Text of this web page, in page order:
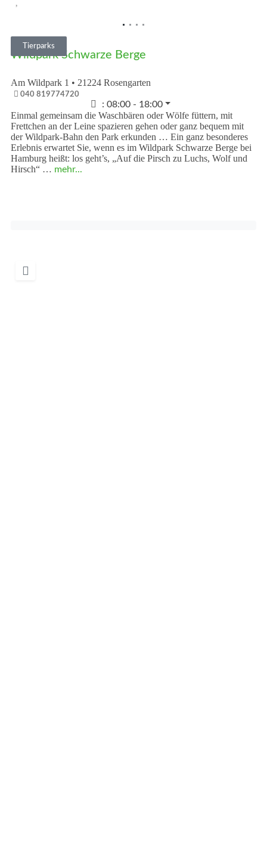
Tierparks
Wildpark Schwarze Berge
Am Wildpark 1 • 21224 Rosengarten
040 819774720
: 08:00 - 18:00
Einmal gemeinsam die Waschbären oder Wölfe füttern, mit
Frettchen an der Leine spazieren gehen oder ganz bequem mit
der Wildpark-Bahn den Park erkunden … Ein ganz besonderes
Erlebnis erwartet Sie, wenn es im Wildpark Schwarze Berge bei
Hamburg heißt: los geht’s, „Auf die Pirsch zu Luchs, Wolf und
Hirsch“ … mehr...